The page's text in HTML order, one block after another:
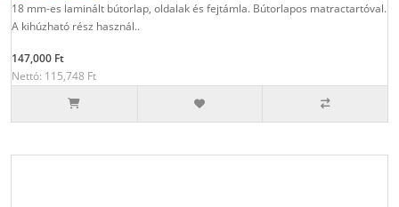
18 mm-es laminált bútorlap, oldalak és fejtámla. Bútorlapos matractartóval.
A kihúzható rész használ..
147,000 Ft
Nettó: 115,748 Ft